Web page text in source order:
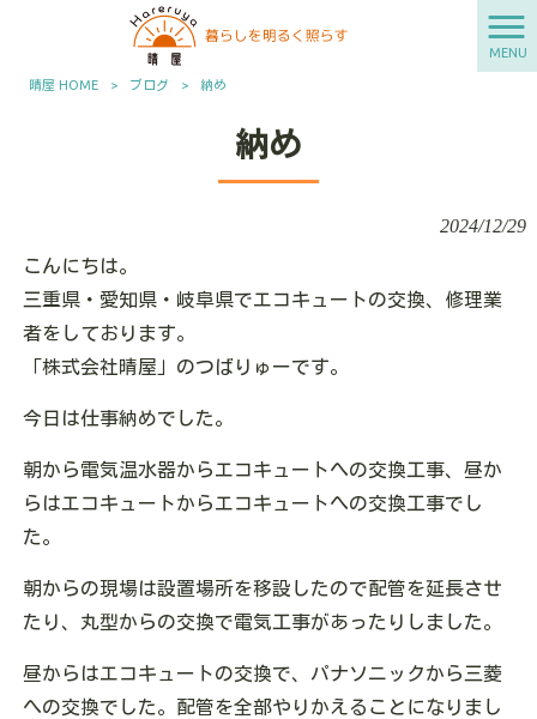
MENU
晴屋 HOME > ブログ > 納め
納め
2024/12/29
こんにちは。
三重県・愛知県・岐阜県でエコキュートの交換、修理業
者をしております。
「株式会社晴屋」のつばりゅーです。
今日は仕事納めでした。
朝から電気温水器からエコキュートへの交換工事、昼か
らはエコキュートからエコキュートへの交換工事でし
た。
朝からの現場は設置場所を移設したので配管を延長させ
たり、丸型からの交換で電気工事があったりしました。
昼からはエコキュートの交換で、パナソニックから三菱
への交換でした。配管を全部やりかえることになりまし